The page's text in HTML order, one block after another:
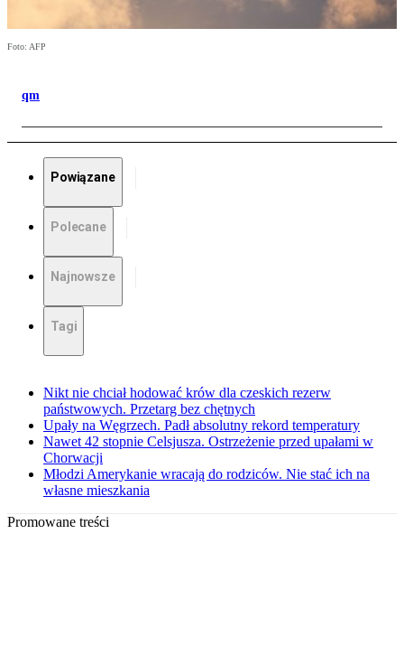
Foto: AFP
qm
Powiązane
Polecane
Najnowsze
Tagi
Nikt nie chciał hodować krów dla czeskich rezerw
państwowych. Przetarg bez chętnych
Upały na Węgrzech. Padł absolutny rekord temperatury
Nawet 42 stopnie Celsjusza. Ostrzeżenie przed upałami w
Chorwacji
Młodzi Amerykanie wracają do rodziców. Nie stać ich na
własne mieszkania
Promowane treści